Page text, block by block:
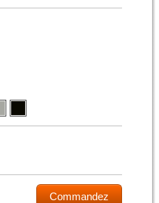
Commandez